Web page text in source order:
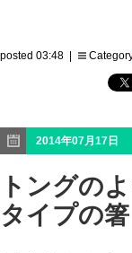
posted 03:48 |
2014年07月17日
トングの
タイプの